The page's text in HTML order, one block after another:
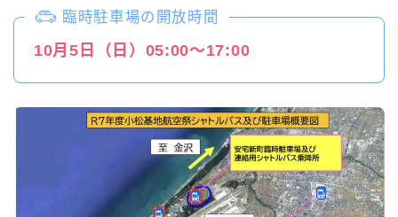
臨時駐車場の開放時間
10月5日（日）05:00〜17:00